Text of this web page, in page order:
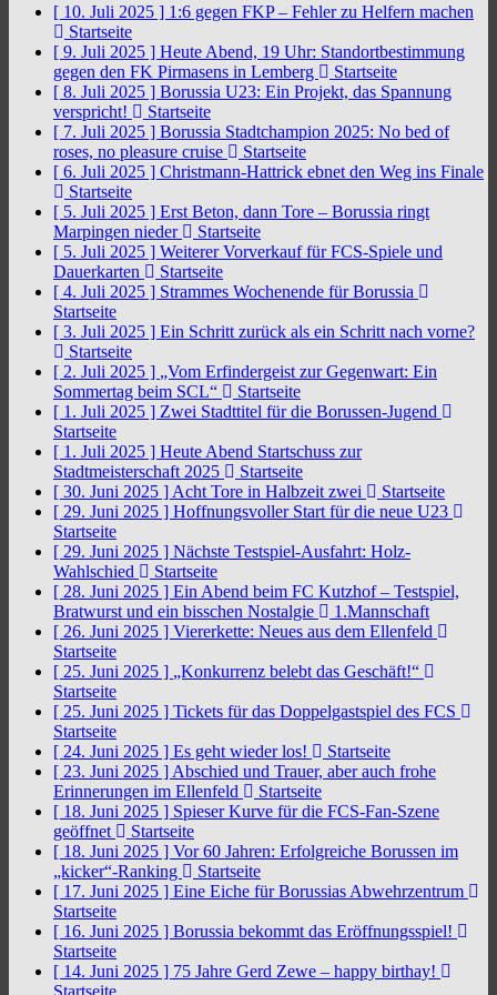
[ 10. Juli 2025 ] 1:6 gegen FKP – Fehler zu Helfern machen
Startseite
[ 9. Juli 2025 ] Heute Abend, 19 Uhr: Standortbestimmung
gegen den FK Pirmasens in Lemberg
Startseite
[ 8. Juli 2025 ] Borussia U23: Ein Projekt, das Spannung
verspricht!
Startseite
[ 7. Juli 2025 ] Borussia Stadtchampion 2025: No bed of
roses, no pleasure cruise
Startseite
[ 6. Juli 2025 ] Christmann-Hattrick ebnet den Weg ins Finale
Startseite
[ 5. Juli 2025 ] Erst Beton, dann Tore – Borussia ringt
Marpingen nieder
Startseite
[ 5. Juli 2025 ] Weiterer Vorverkauf für FCS-Spiele und
Dauerkarten
Startseite
[ 4. Juli 2025 ] Strammes Wochenende für Borussia
Startseite
[ 3. Juli 2025 ] Ein Schritt zurück als ein Schritt nach vorne?
Startseite
[ 2. Juli 2025 ] „Vom Erfindergeist zur Gegenwart: Ein
Sommertag beim SCL“
Startseite
[ 1. Juli 2025 ] Zwei Stadttitel für die Borussen-Jugend
Startseite
[ 1. Juli 2025 ] Heute Abend Startschuss zur
Stadtmeisterschaft 2025
Startseite
[ 30. Juni 2025 ] Acht Tore in Halbzeit zwei
Startseite
[ 29. Juni 2025 ] Hoffnungsvoller Start für die neue U23
Startseite
[ 29. Juni 2025 ] Nächste Testspiel-Ausfahrt: Holz-
Wahlschied
Startseite
[ 28. Juni 2025 ] Ein Abend beim FC Kutzhof – Testspiel,
Bratwurst und ein bisschen Nostalgie
1.Mannschaft
[ 26. Juni 2025 ] Viererkette: Neues aus dem Ellenfeld
Startseite
[ 25. Juni 2025 ] „Konkurrenz belebt das Geschäft!“
Startseite
[ 25. Juni 2025 ] Tickets für das Doppelgastspiel des FCS
Startseite
[ 24. Juni 2025 ] Es geht wieder los!
Startseite
[ 23. Juni 2025 ] Abschied und Trauer, aber auch frohe
Erinnerungen im Ellenfeld
Startseite
[ 18. Juni 2025 ] Spieser Kurve für die FCS-Fan-Szene
geöffnet
Startseite
[ 18. Juni 2025 ] Vor 60 Jahren: Erfolgreiche Borussen im
„kicker“-Ranking
Startseite
[ 17. Juni 2025 ] Eine Eiche für Borussias Abwehrzentrum
Startseite
[ 16. Juni 2025 ] Borussia bekommt das Eröffnungsspiel!
Startseite
[ 14. Juni 2025 ] 75 Jahre Gerd Zewe – happy birthay!
Startseite